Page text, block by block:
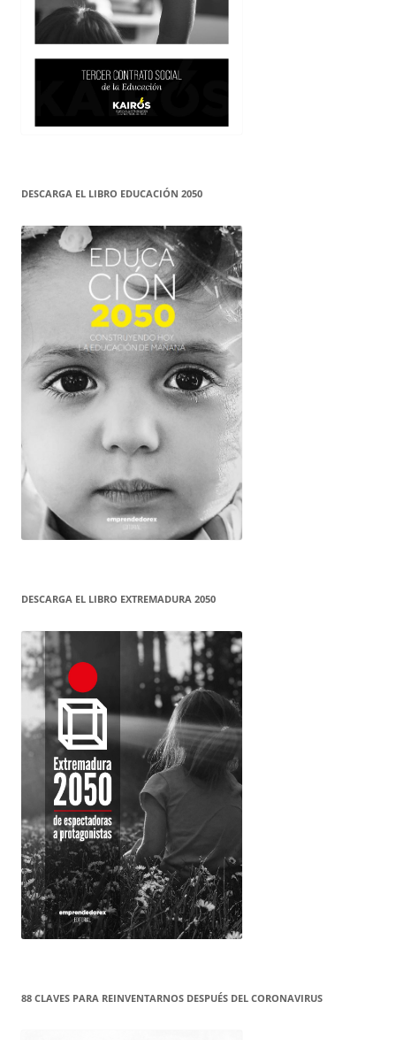
DESCARGA EL LIBRO EDUCACIÓN 2050
DESCARGA EL LIBRO EXTREMADURA 2050
88 CLAVES PARA REINVENTARNOS DESPUÉS DEL CORONAVIRUS